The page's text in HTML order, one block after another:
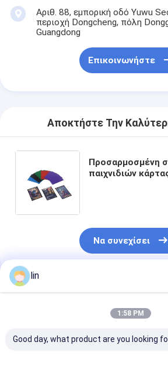
Αριθ. 88, εμπορική οδό Yuwu
περιοχή Dongcheng, πόλη
Guangdong
Επικοινωνήστε
Αποκτήστε Την
Προσαρμοσμένη
παιχνιδιών
Να συνεχίσει
Συνιστώμενα Προϊόντα
lin
1:58 PM
Good day, what product are you looking